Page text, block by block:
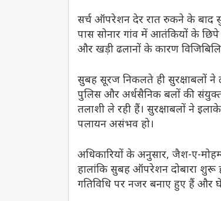
सर्च ऑपरेशन देर रात रुकने के बाद
पास सोनार गांव में आतंकियों के
और खड़ी ढलानों के कारण
सुबह सूरज निकलते ही सुरक्षाबलों
पुलिस और अर्धसैनिक बलों की संयुक्त
तलाशी ले रही हैं। सुरक्षाबलों ने
पलायन असंभव हो।
अधिकारियों के अनुसार, जैश-ए-
हालांकि सुबह ऑपरेशन दोबारा शुरू
गतिविधि पर नजर बनाए हुए हैं और